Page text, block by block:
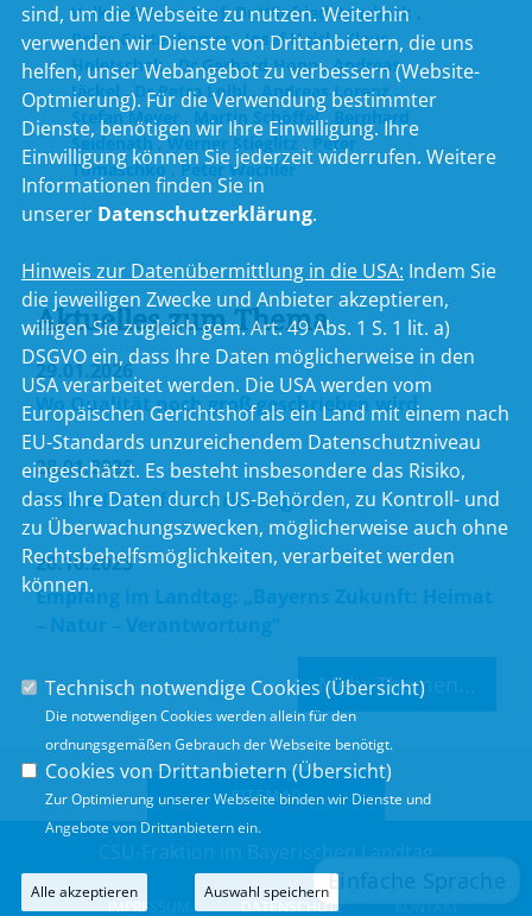
Volker Bauer,Prof. Dr.Winfried Bausback ,
Petra Guttenberger,Josef Heisl,Klaus
Holetschek,Dr.Gerhard Hopp,Andreas
Jäckel,Dr.Petra Loibl,Andreas Lorenz,
Stefan Meyer , Martin Schöffel, Bernhard
Seidenath ,Werner Stieglitz , Peter
Tomaschko,Peter Wachler
Aktuelles zum Thema
29.01.2026
Wo Qualität noch groß geschrieben wird
28.01.2026
Starke Ideen für starke Regionen
20.10.2025
Empfang im Landtag: „Bayerns Zukunft: Heimat
– Natur – Verantwortung“
Mehr Themen...
SITEMAP
CSU-Fraktion im Bayerischen Landtag
IMPRESSUM DATENSCHUTZ KONTAKT
sind, um die Webseite zu nutzen. Weiterhin
verwenden wir Dienste von Drittanbietern, die uns
helfen, unser Webangebot zu verbessern (Website-
Optmierung). Für die Verwendung bestimmter
Dienste, benötigen wir Ihre Einwilligung. Ihre
Einwilligung können Sie jederzeit widerrufen. Weitere
Informationen finden Sie in
unserer Datenschutzerklärung.
Hinweis zur Datenübermittlung in die USA: Indem Sie
die jeweiligen Zwecke und Anbieter akzeptieren,
willigen Sie zugleich gem. Art. 49 Abs. 1 S. 1 lit. a)
DSGVO ein, dass Ihre Daten möglicherweise in den
USA verarbeitet werden. Die USA werden vom
Europäischen Gerichtshof als ein Land mit einem nach
EU-Standards unzureichendem Datenschutzniveau
eingeschätzt. Es besteht insbesondere das Risiko,
dass Ihre Daten durch US-Behörden, zu Kontroll- und
zu Überwachungszwecken, möglicherweise auch ohne
Rechtsbehelfsmöglichkeiten, verarbeitet werden
können.
Technisch notwendige Cookies (Übersicht)
Die notwendigen Cookies werden allein für den
ordnungsgemäßen Gebrauch der Webseite benötigt.
Cookies von Drittanbietern (Übersicht)
Zur Optimierung unserer Webseite binden wir Dienste und
Angebote von Drittanbietern ein.
Alle akzeptieren Auswahl speichern